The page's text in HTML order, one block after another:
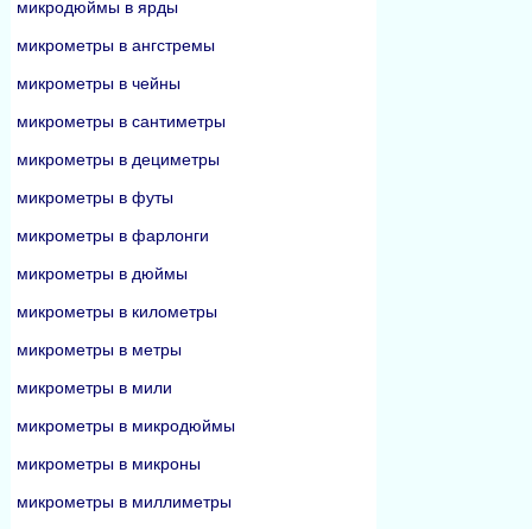
микродюймы в ярды
микрометры в ангстремы
микрометры в чейны
микрометры в сантиметры
микрометры в дециметры
микрометры в футы
микрометры в фарлонги
микрометры в дюймы
микрометры в километры
микрометры в метры
микрометры в мили
микрометры в микродюймы
микрометры в микроны
микрометры в миллиметры